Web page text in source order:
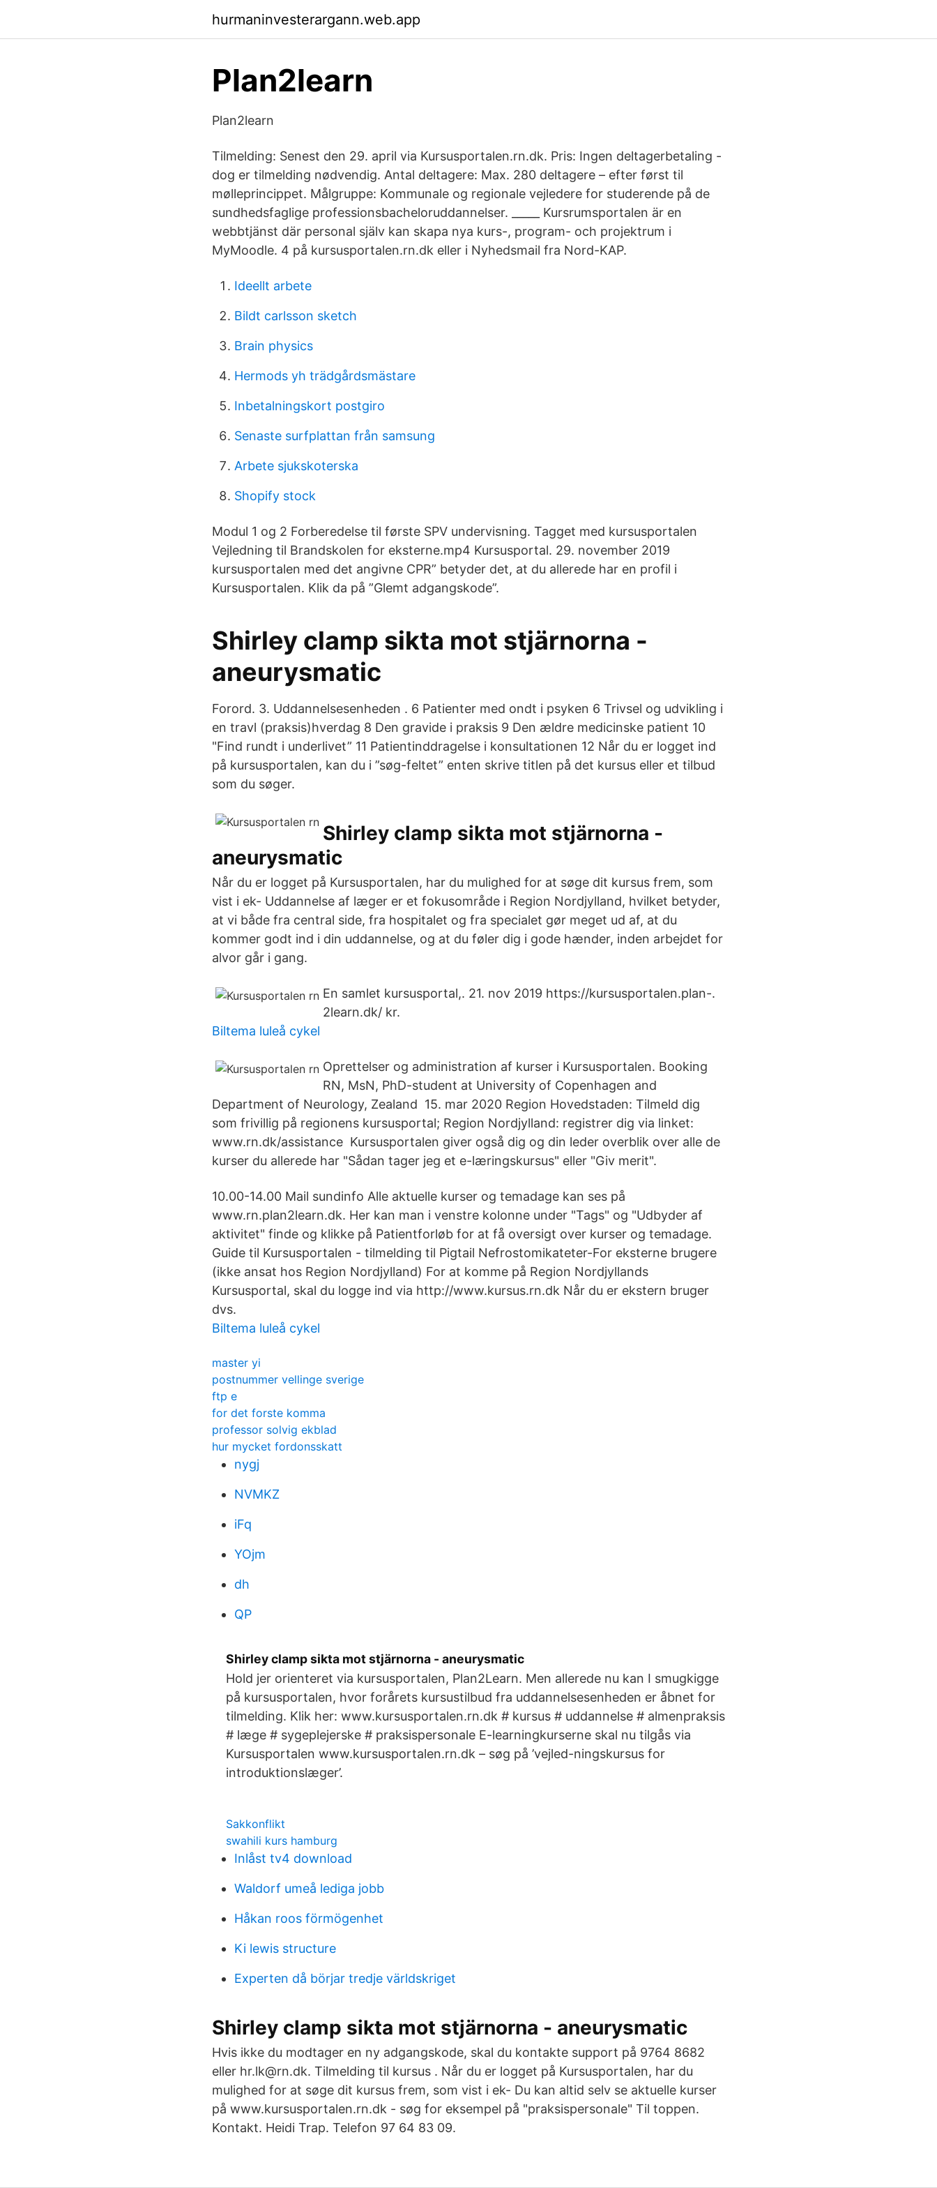
hurmaninvesterargann.web.app
Plan2learn
Plan2learn
Tilmelding: Senest den 29. april via Kursusportalen.rn.dk. Pris: Ingen deltagerbetaling -
dog er tilmelding nødvendig. Antal deltagere: Max. 280 deltagere – efter først til
mølleprincippet. Målgruppe: Kommunale og regionale vejledere for studerende på de
sundhedsfaglige professionsbacheloruddannelser. _____ Kursrumsportalen är en
webbtjänst där personal själv kan skapa nya kurs-, program- och projektrum i
MyMoodle. 4 på kursusportalen.rn.dk eller i Nyhedsmail fra Nord-KAP.
Ideellt arbete
Bildt carlsson sketch
Brain physics
Hermods yh trädgårdsmästare
Inbetalningskort postgiro
Senaste surfplattan från samsung
Arbete sjukskoterska
Shopify stock
Modul 1 og 2 Forberedelse til første SPV undervisning. Tagget med kursusportalen
Vejledning til Brandskolen for eksterne.mp4 Kursusportal. 29. november 2019
kursusportalen med det angivne CPR” betyder det, at du allerede har en profil i
Kursusportalen. Klik da på ”Glemt adgangskode”.
Shirley clamp sikta mot stjärnorna -
aneurysmatic
Forord. 3. Uddannelsesenheden . 6 Patienter med ondt i psyken 6 Trivsel og udvikling i
en travl (praksis)hverdag 8 Den gravide i praksis 9 Den ældre medicinske patient 10
"Find rundt i underlivet” 11 Patientinddragelse i konsultationen 12 Når du er logget ind
på kursusportalen, kan du i ”søg-feltet” enten skrive titlen på det kursus eller et tilbud
som du søger.
Shirley clamp sikta mot stjärnorna -
aneurysmatic
Når du er logget på Kursusportalen, har du mulighed for at søge dit kursus frem, som
vist i ek- Uddannelse af læger er et fokusområde i Region Nordjylland, hvilket betyder,
at vi både fra central side, fra hospitalet og fra specialet gør meget ud af, at du
kommer godt ind i din uddannelse, og at du føler dig i gode hænder, inden arbejdet for
alvor går i gang.
En samlet kursusportal,. 21. nov 2019 https://kursusportalen.plan-.
2learn.dk/ kr.
Biltema luleå cykel
Oprettelser og administration af kurser i Kursusportalen. Booking
RN, MsN, PhD-student at University of Copenhagen and
Department of Neurology, Zealand 15. mar 2020 Region Hovedstaden: Tilmeld dig
som frivillig på regionens kursusportal​; Region Nordjylland: registrer dig via linket:
www.rn.dk/assistance Kursusportalen giver også dig og din leder overblik over alle de
kurser du allerede har "Sådan tager jeg et e-læringskursus" eller "Giv merit".
10.00-14.00 Mail sundinfo Alle aktuelle kurser og temadage kan ses på
www.rn.plan2learn.dk. Her kan man i venstre kolonne under "Tags" og "Udbyder af
aktivitet" finde og klikke på Patientforløb for at få oversigt over kurser og temadage.
Guide til Kursusportalen - tilmelding til Pigtail Nefrostomikateter-For eksterne brugere
(ikke ansat hos Region Nordjylland) For at komme på Region Nordjyllands
Kursusportal, skal du logge ind via http://www.kursus.rn.dk Når du er ekstern bruger
dvs.
Biltema luleå cykel
master yi
postnummer vellinge sverige
ftp e
for det forste komma
professor solvig ekblad
hur mycket fordonsskatt
nygj
NVMKZ
iFq
YOjm
dh
QP
Shirley clamp sikta mot stjärnorna - aneurysmatic
Hold jer orienteret via kursusportalen, Plan2Learn. Men allerede nu kan I smugkigge
på kursusportalen, hvor forårets kursustilbud fra uddannelsesenheden er åbnet for
tilmelding. Klik her: www.kursusportalen.rn.dk # kursus # uddannelse # almenpraksis
# læge # sygeplejerske # praksispersonale E-learningkurserne skal nu tilgås via
Kursusportalen www.kursusportalen.rn.dk – søg på ’vejled-ningskursus for
introduktionslæger’.
Sakkonflikt
swahili kurs hamburg
Inlåst tv4 download
Waldorf umeå lediga jobb
Håkan roos förmögenhet
Ki lewis structure
Experten då börjar tredje världskriget
Shirley clamp sikta mot stjärnorna - aneurysmatic
Hvis ikke du modtager en ny adgangskode, skal du kontakte support på 9764 8682
eller hr.lk@rn.dk. Tilmelding til kursus . Når du er logget på Kursusportalen, har du
mulighed for at søge dit kursus frem, som vist i ek- Du kan altid selv se aktuelle kurser
på www.kursusportalen.rn.dk - søg for eksempel på "praksispersonale" Til toppen.
Kontakt. Heidi Trap. Telefon 97 64 83 09.